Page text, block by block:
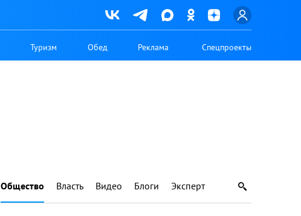
Туризм Обед Реклама Спецпроекты
Общество Власть Видео Блоги Эксперт